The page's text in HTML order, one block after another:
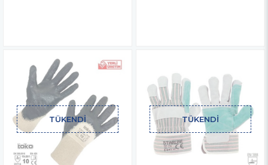
TÜKENDI TÜKENDI